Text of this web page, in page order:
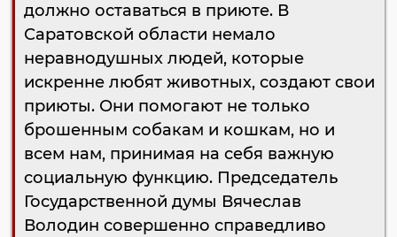
должно оставаться в приюте. В
Саратовской области немало
неравнодушных людей, которые
искренне любят животных, создают свои
приюты. Они помогают не только
брошенным собакам и кошкам, но и
всем нам, принимая на себя важную
социальную функцию. Председатель
Государственной думы Вячеслав
Володин совершенно справедливо